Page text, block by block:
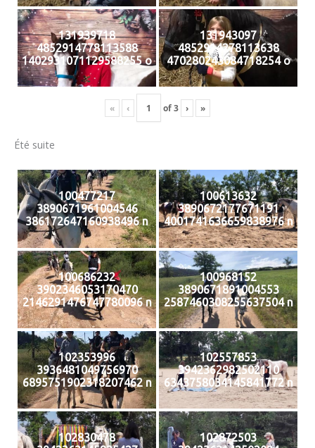
131939718
4852914778113588
1402931071129588255 o
131943097
4852914278113638
470280243084718254 o
« ‹ of3 › »
Été suite
100477217
3890671961004546
386172647160938496 n
100613632
3890672177671191
4001741636659838976 n
100686232
3902346053170470
2146291476747780096 n
100968152
3890671891004553
2587460308255637504 n
102353996
3936481049756970
6895751902318207462 n
102557853
3942362982502110
6343758034145841772 n
102830478
102872503